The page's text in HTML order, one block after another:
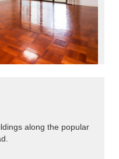
along the popular